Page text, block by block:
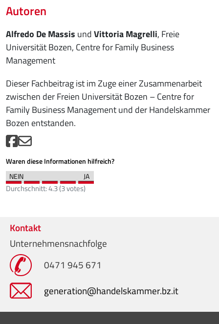
Autoren
Alfredo De Massis undVittoria Magrelli, Freie
Universität Bozen, Centre for Family Business
Management
Dieser Fachbeitrag ist im Zuge einer Zusammenarbeit
zwischen der Freien Universität Bozen – Centre for
Family Business Management und der Handelskammer
Bozen entstanden.
Waren diese Informationen hilfreich?
Durchschnitt:4.3(3votes)
Kontakt
Unternehmensnachfolge
0471 945 671
generation@handelskammer.bz.it